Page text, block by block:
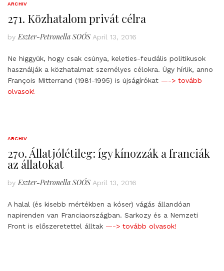
ARCHIV
271. Közhatalom privát célra
by Eszter-Petronella SOÓS April 13, 2016
Ne higgyük, hogy csak csúnya, keleties-feudális politikusok
használják a közhatalmat személyes célokra. Úgy hírlik, anno
François Mitterrand (1981-1995) is újságírókat —-> tovább
olvasok!
ARCHIV
270. Állatjólétileg: így kínozzák a franciák
az állatokat
by Eszter-Petronella SOÓS April 13, 2016
A halal (és kisebb mértékben a kóser) vágás állandóan
napirenden van Franciaországban. Sarkozy és a Nemzeti
Front is előszeretettel álltak —-> tovább olvasok!